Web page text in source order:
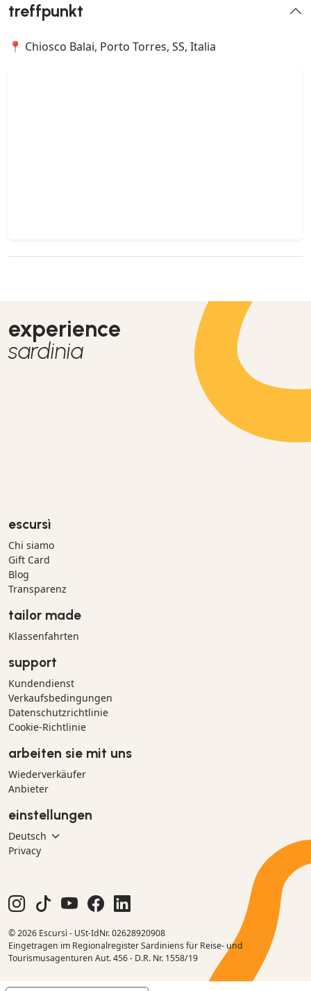
treffpunkt
📍 Chiosco Balai, Porto Torres, SS, Italia
experience
sardinia
escursì
Chi siamo
Gift Card
Blog
Transparenz
tailor made
Klassenfahrten
support
Kundendienst
Verkaufsbedingungen
Datenschutzrichtlinie
Cookie-Richtlinie
arbeiten sie mit uns
Wiederverkäufer
Anbieter
einstellungen
Privacy
© 2026 Escursì - USt-IdNr. 02628920908
Eingetragen im Regionalregister Sardiniens für Reise- und
Tourismusagenturen Aut. 456 - D.R. Nr. 1558/19